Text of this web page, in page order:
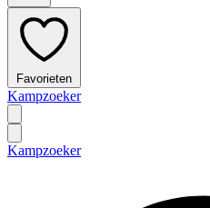
Favorieten
Kampzoeker
Kampzoeker